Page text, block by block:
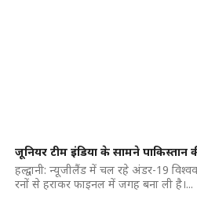
जूनियर टीम इंडिया के सामने पाकिस्तान
हल्द्वानी: न्यूजीलैंड में चल रहे अंडर-19
रनों से हराकर फाइनल में जगह बना ली है।...